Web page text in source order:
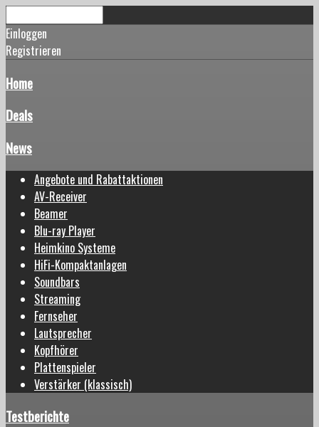
Einloggen
Registrieren
Home
Deals
News
Angebote und Rabattaktionen
AV-Receiver
Beamer
Blu-ray Player
Heimkino Systeme
HiFi-Kompaktanlagen
Soundbars
Streaming
Fernseher
Lautsprecher
Kopfhörer
Plattenspieler
Verstärker (klassisch)
Testberichte